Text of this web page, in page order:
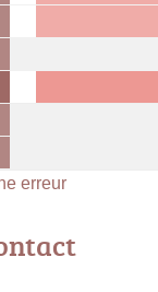
erreur